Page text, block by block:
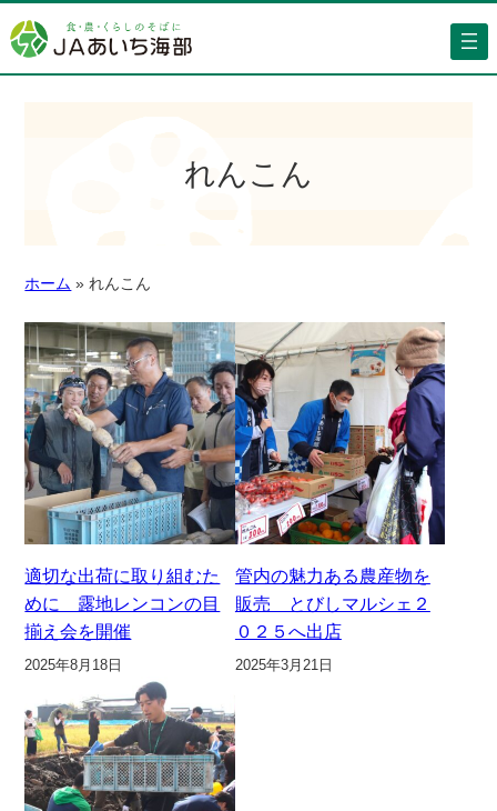
れんこん
ホーム » れんこん
適切な出荷に取り組むた
めに 露地レンコンの目
揃え会を開催
2025年8月18日
管内の魅力ある農産物を
販売 とびしマルシェ２
０２５へ出店
2025年3月21日